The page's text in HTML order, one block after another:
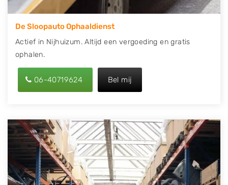
De Sloopauto Ophaaldienst
Actief in Nijhuizum. Altijd een vergoeding en gratis
ophalen.
06-40719624 Bel mij